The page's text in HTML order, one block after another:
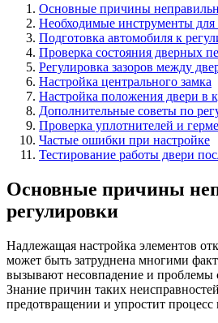
Основные причины
Необходимые инструменты для
Подготовка автомобиля к
Проверка состояния дверных
Регулировка зазоров между
Настройка центрального замка
Настройка положения двери в
Дополнительные советы по
Проверка уплотнителей и
Частые ошибки при настройке
Тестирование работы двери
Основные причины
регулировки
Надлежащая настройка элементов
может быть затруднена многими
вызывают несовпадение и проблемы
Знание причин таких
предотвращении и упростит процесс